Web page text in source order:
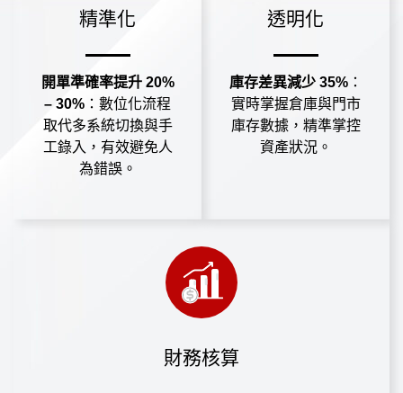
精準化
開單準確率提升 20%
– 30% ：數位化流程
取代多系統切換與手
工錄入，有效避免人
為錯誤。
透明化
庫存差異減少 35%：
實時掌握倉庫與門市
庫存數據，精準掌控
資產狀況。
財務核算